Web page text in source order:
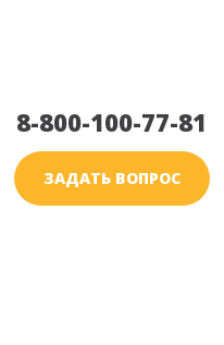
8-800-100-77-81
ЗАДАТЬ ВОПРОС